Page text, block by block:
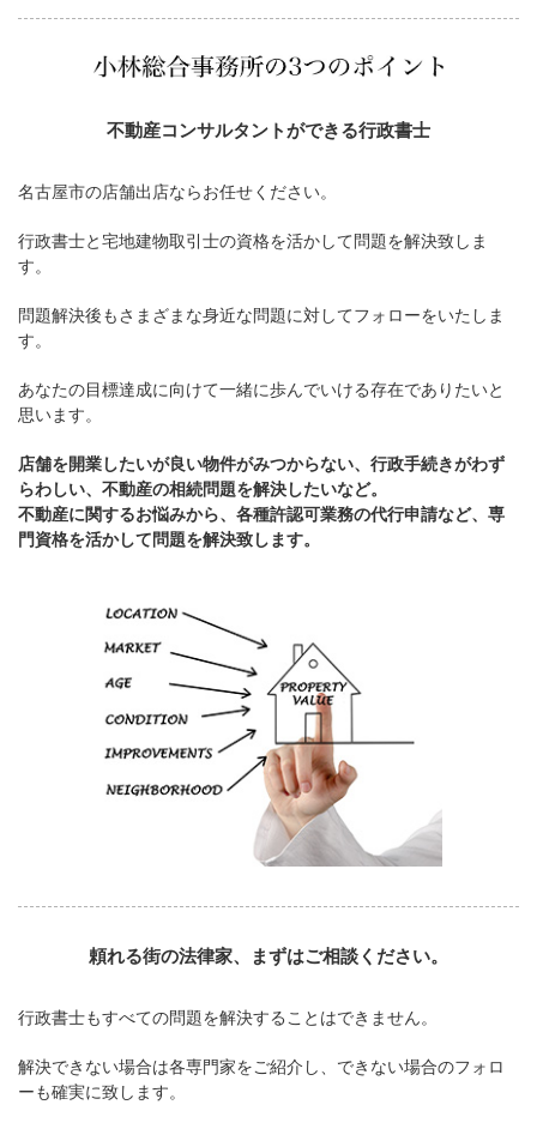
不動産コンサルタントができる行政書士
名古屋市の店舗出店ならお任せください。
行政書士と宅地建物取引士の資格を活かして問題を解決致しま
す。
問題解決後もさまざまな身近な問題に対してフォローをいたしま
す。
あなたの目標達成に向けて一緒に歩んでいける存在でありたいと
思います。
店舗を開業したいが良い物件がみつからない、行政手続きがわず
らわしい、不動産の相続問題を解決したいなど。
不動産に関するお悩みから、各種許認可業務の代行申請など、専
門資格を活かして問題を解決致します。
頼れる街の法律家、まずはご相談ください。
行政書士もすべての問題を解決することはできません。
解決できない場合は各専門家をご紹介し、できない場合のフォロ
ーも確実に致します。